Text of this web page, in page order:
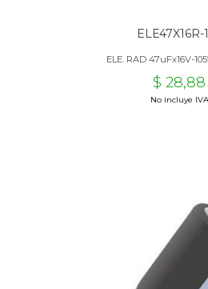
ELE47X16R-
ELE. RAD 47uFx16V-
$ 28,88
No incluye IVA